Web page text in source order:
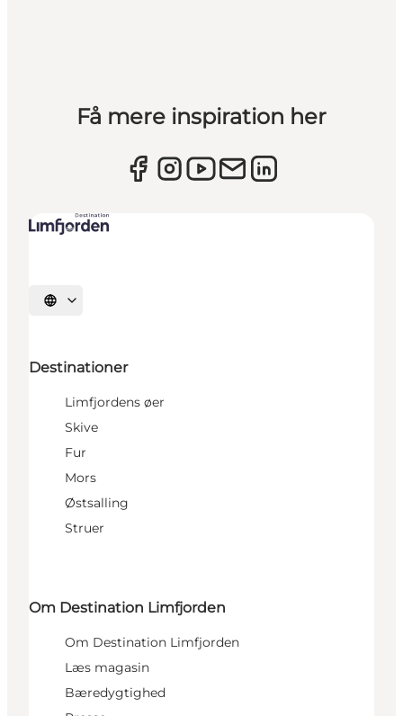
Få mere inspiration her
Vælg sprog
Destinationer
Limfjordens øer
Skive
Fur
Mors
Østsalling
Struer
Om Destination Limfjorden
Om Destination Limfjorden
Læs magasin
Bæredygtighed